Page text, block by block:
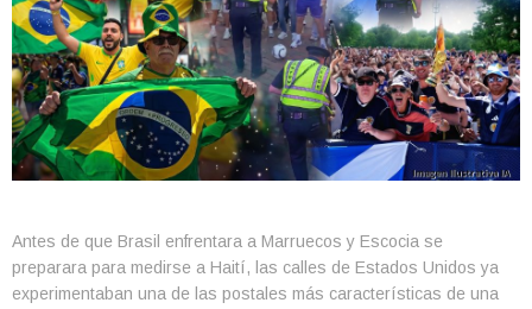
Antes de que Brasil enfrentara a Marruecos y Escocia se
preparara para medirse a Haití, las calles de Estados Unidos ya
experimentaban una de las postales más características de una